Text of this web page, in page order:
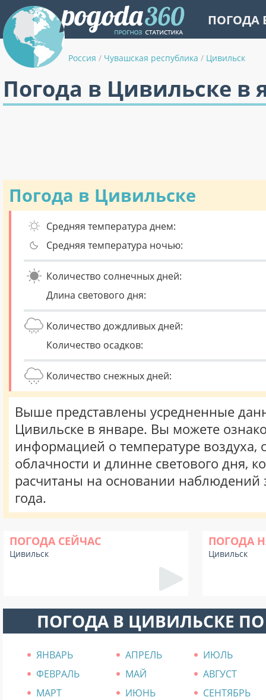
ПОГОДА
Россия / Чувашская республика / Цивильск
Погода в Цивильске в
Погода в Цивильске
Средняя температура днем:
Средняя температура ночью:
Количество солнечных дней:
Длина светового дня:
Количество дождливых дней:
Количество осадков:
Количество снежных дней:
Выше представлены усредненные
Цивильске в январе. Вы можете
информацией о температуре воздуха,
облачности и длинне светового дня,
расчитаны на основании наблюдений
года.
ПОГОДА СЕЙЧАС
Цивильск
ПОГОДА
Цивильск
ПОГОДА В ЦИВИЛЬСКЕ
ЯНВАРЬ АПРЕЛЬ
ИЮЛЬ
ФЕВРАЛЬ
МАЙ
АВГУСТ
МАРТ
ИЮНЬ СЕНТЯБРЬ